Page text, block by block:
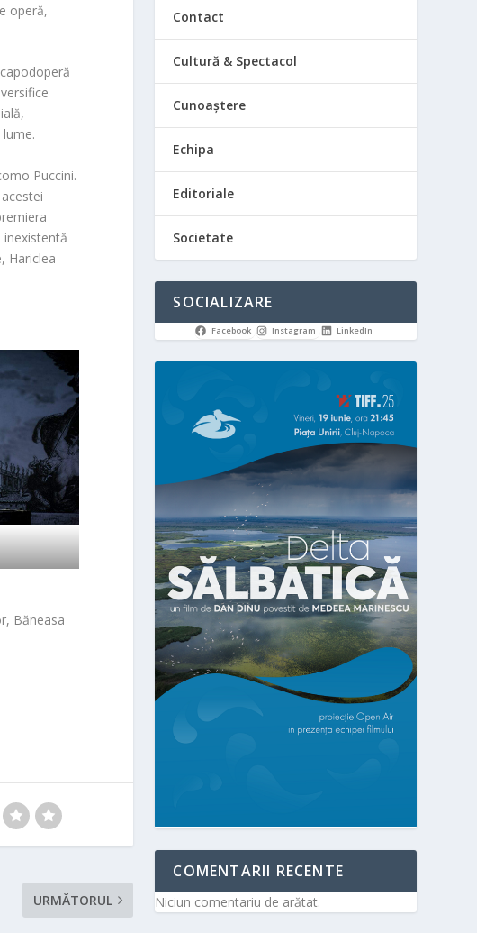
operă,
Puccini.
inexistentă
Hariclea
Băneasa
URMĂTORUL
Contact
Cultură & Spectacol
Cunoaștere
Echipa
Editoriale
Societate
SOCIALIZARE
Facebook Instagram LinkedIn
COMENTARII RECENTE
Niciun comentariu de arătat.